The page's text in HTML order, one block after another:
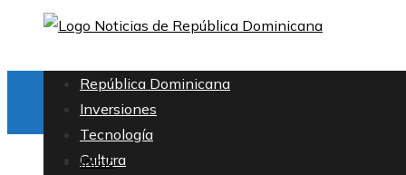
República Dominicana
Inversiones
Tecnología
Cultura
Inicio